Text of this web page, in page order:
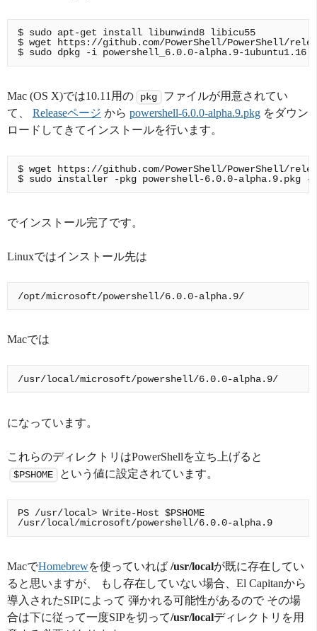
$ sudo apt-get install libunwind8 libicu55
$ wget https://github.com/PowerShell/PowerShell/
Mac (OS X)では10.11用の pkg
ファイルが用意されてい
て、 Releaseページ から powershell-6.0.0-alpha.9.pkg をダウン
ロードしてきてインストールを行います。
$ wget https://github.com/PowerShell/PowerShell/
でインストール完了です。
Linuxではインストール先は
Macでは
になっています。
これらのディレクトリはPowerShellを立ち上げると
$PSHOME という値に設定されています。
PS /usr/local> Write-Host $PSHOME
MacでHomebrewを使っていれば /usr/localが既に存在してい
ると思いますが、 もし存在していない場合、El Capitanから
導入されたSIPによって 弾かれる可能性があるので その場
合は下に従って一度SIPを切って/usr/localディレクトリを用